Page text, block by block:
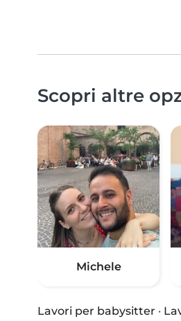
Scopri altre
Michele
Lavori per babysitter ·